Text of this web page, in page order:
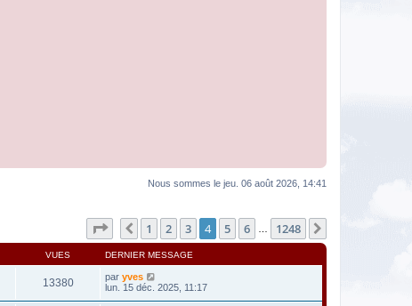
Nous sommes le jeu. 06 août 2026, 14:41
Page sur1248
Précédente
1 2 3 4 5 6 1248
VUES DERNIER MESSAGE
13380 par yves
lun. 15 déc. 2025, 11:17